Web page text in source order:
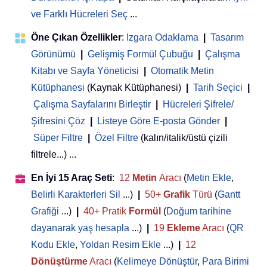
ve Farklı Hücreleri Seç ...
Öne Çıkan Özellikler: Izgara Odaklama
Tasarım
Görünümü
Gelişmiş Formül Çubuğu
Çalışma
Kitabı ve Sayfa Yöneticisi
Otomatik Metin
Kütüphanesi (Kaynak Kütüphanesi) Tarih Seçici
Çalışma Sayfalarını Birleştir
Hücreleri Şifrele/
Şifresini Çöz
Listeye Göre E-posta Gönder
Süper Filtre
Özel Filtre (kalın/italik/üstü çizili
filtrele...) ...
En İyi 15 Araç Seti: 12 Metin Aracı (Metin Ekle,
Belirli Karakterleri Sil ...) 50+ Grafik Türü (Gantt
Grafiği ...) 40+ Pratik Formül (Doğum tarihine
dayanarak yaş hesapla ...) 19 EklemeAracı (QR
Kodu Ekle, Yoldan Resim Ekle ...)
12
DönüştürmeAracı (Kelimeye Dönüştür, Para Birimi